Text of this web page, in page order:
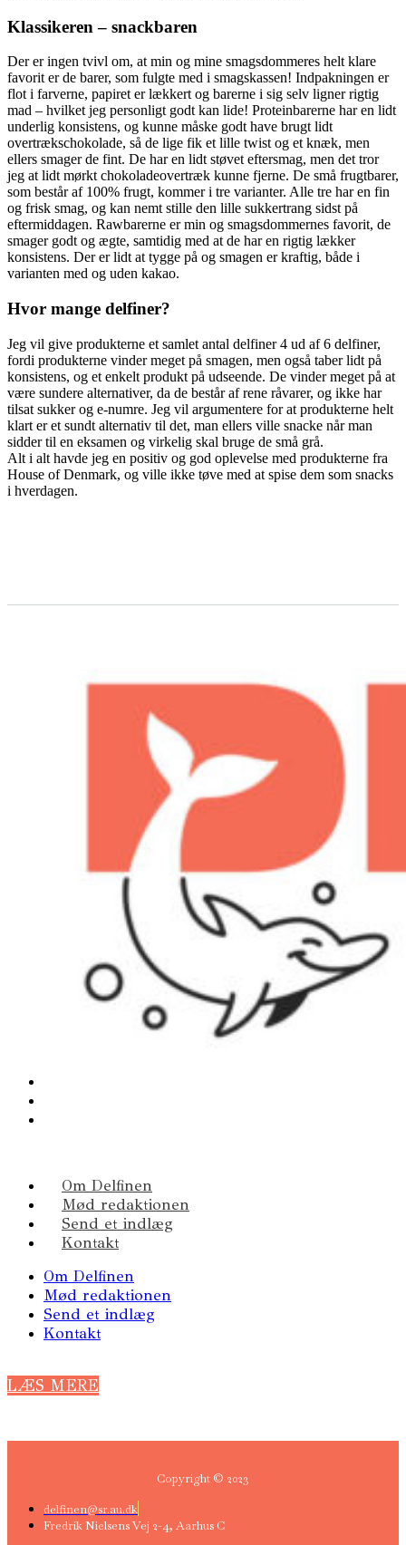
Klassikeren – snackbaren
Der er ingen tvivl om, at min og mine smagsdommeres helt klare
favorit er de barer, som fulgte med i smagskassen! Indpakningen er
flot i farverne, papiret er lækkert og barerne i sig selv ligner rigtig
mad – hvilket jeg personligt godt kan lide! Proteinbarerne har en lidt
underlig konsistens, og kunne måske godt have brugt lidt
overtrækschokolade, så de lige fik et lille twist og et knæk, men
ellers smager de fint. De har en lidt støvet eftersmag, men det tror
jeg at lidt mørkt chokoladeovertræk kunne fjerne. De små frugtbarer,
som består af 100% frugt, kommer i tre varianter. Alle tre har en fin
og frisk smag, og kan nemt stille den lille sukkertrang sidst på
eftermiddagen. Rawbarerne er min og smagsdommernes favorit, de
smager godt og ægte, samtidig med at de har en rigtig lækker
konsistens. Der er lidt at tygge på og smagen er kraftig, både i
varianten med og uden kakao.
Hvor mange delfiner?
Jeg vil give produkterne et samlet antal delfiner 4 ud af 6 delfiner,
fordi produkterne vinder meget på smagen, men også taber lidt på
konsistens, og et enkelt produkt på udseende. De vinder meget på at
være sundere alternativer, da de består af rene råvarer, og ikke har
tilsat sukker og e-numre. Jeg vil argumentere for at produkterne helt
klart er et sundt alternativ til det, man ellers ville snacke når man
sidder til en eksamen og virkelig skal bruge de små grå.
Alt i alt havde jeg en positiv og god oplevelse med produkterne fra
House of Denmark, og ville ikke tøve med at spise dem som snacks
i hverdagen.
Om Delfinen
Mød redaktionen
Send et indlæg
Kontakt
Om Delfinen
Mød redaktionen
Send et indlæg
Kontakt
LÆS MERE
Copyright © 2023
delfinen@sr.au.dk
Fredrik Nielsens Vej 2-4, Aarhus C